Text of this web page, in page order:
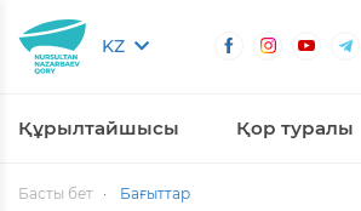
KZ
Құрылтайшысы Қор туралы
Басты бет Бағыттар